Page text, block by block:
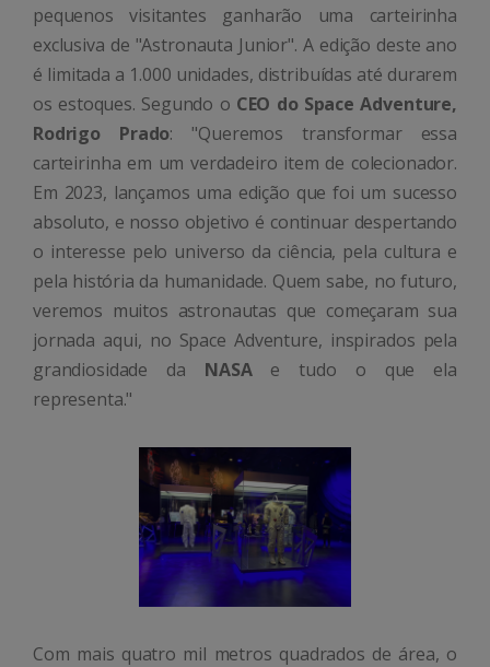
pequenos visitantes ganharão uma carteirinha
exclusiva de "Astronauta Junior". A edição deste ano
é limitada a 1.000 unidades, distribuídas até durarem
os estoques. Segundo o CEO do Space Adventure,
Rodrigo Prado: "Queremos transformar essa
carteirinha em um verdadeiro item de colecionador.
Em 2023, lançamos uma edição que foi um sucesso
absoluto, e nosso objetivo é continuar despertando
o interesse pelo universo da ciência, pela cultura e
pela história da humanidade. Quem sabe, no futuro,
veremos muitos astronautas que começaram sua
jornada aqui, no Space Adventure, inspirados pela
grandiosidade da NASAe tudo o que ela
representa."
Com mais quatro mil metros quadrados de área, o